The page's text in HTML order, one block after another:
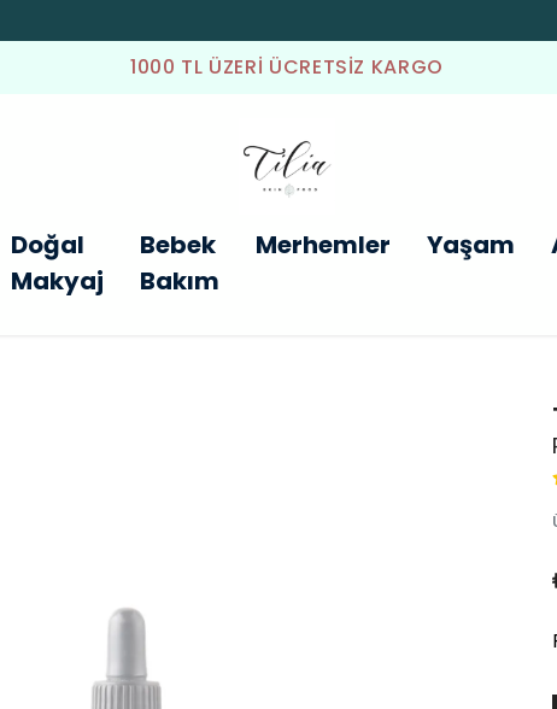
1000 TL ÜZERI ÜCRETSIZ KARGO
Doğal
Makyaj
Bebek
Bakım
Merhemler Yaşam